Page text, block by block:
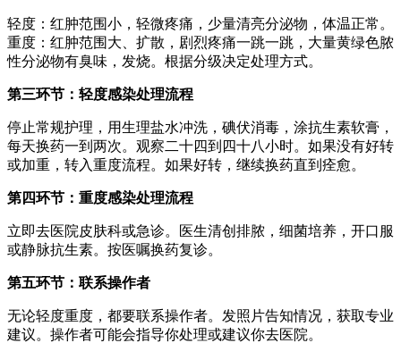
轻度：红肿范围小，轻微疼痛，少量清亮分泌物，体温正常。
重度：红肿范围大、扩散，剧烈疼痛一跳一跳，大量黄绿色脓
性分泌物有臭味，发烧。根据分级决定处理方式。
第三环节：轻度感染处理流程
停止常规护理，用生理盐水冲洗，碘伏消毒，涂抗生素软膏，
每天换药一到两次。观察二十四到四十八小时。如果没有好转
或加重，转入重度流程。如果好转，继续换药直到痊愈。
第四环节：重度感染处理流程
立即去医院皮肤科或急诊。医生清创排脓，细菌培养，开口服
或静脉抗生素。按医嘱换药复诊。
第五环节：联系操作者
无论轻度重度，都要联系操作者。发照片告知情况，获取专业
建议。操作者可能会指导你处理或建议你去医院。